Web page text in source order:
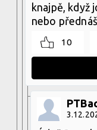
knajpě, když
nebo
10